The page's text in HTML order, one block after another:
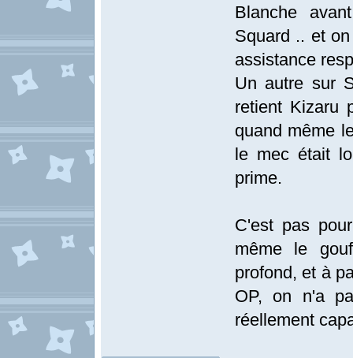
Blanche
Squard .. et
assistance
Un autre sur
retient Kizaru
quand même
le mec était
prime.
C'est pas
même le
profond, et à
OP, on n'a
réellement